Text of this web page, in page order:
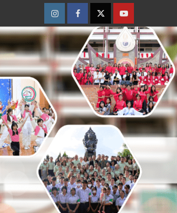
InstagramFacebookTwitterYoutube